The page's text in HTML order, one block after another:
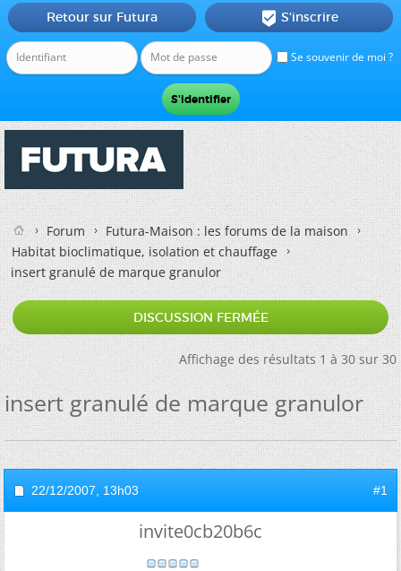
Se souvenir de moi ?
Retour sur Futura  S'inscrire
Forum
Futura-Maison : les forums de la maison
Habitat bioclimatique, isolation et chauffage
insert granulé de marque granulor
DISCUSSION FERMÉE
Affichage des résultats 1 à 30 sur 30
insert granulé de marque granulor
22/12/2007, 13h03 #1
invite0cb20b6c